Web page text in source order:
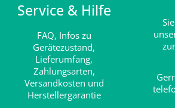
Service & Hilfe
FAQ, Infos zu
Gerätezustand,
Lieferumfang,
Zahlungsarten,
Versandkosten und
Herstellergarantie